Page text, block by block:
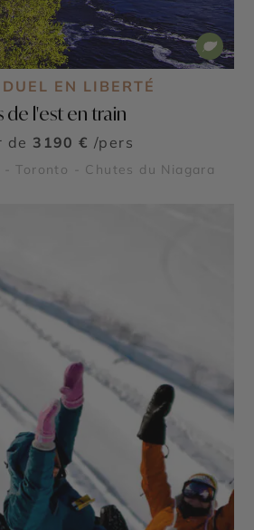
EN LIBERTÉ
de l'est en train
de 3190 € /pers
Toronto - Chutes du Niagara